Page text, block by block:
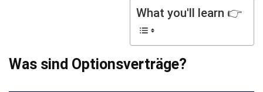
What you'll learn 👉
Was sind Optionsverträge?